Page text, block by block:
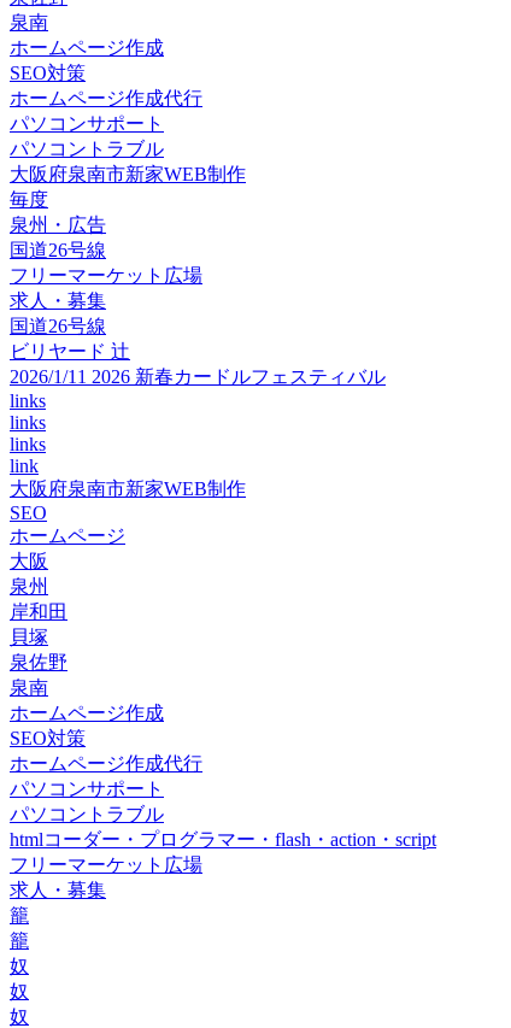
泉南
ホームページ作成
SEO対策
ホームページ作成代行
パソコンサポート
パソコントラブル
大阪府泉南市新家WEB制作
毎度
泉州・広告
国道26号線
フリーマーケット広場
求人・募集
国道26号線
ビリヤード 辻
2026/1/11 2026 新春カードルフェスティバル
links
links
links
link
大阪府泉南市新家WEB制作
SEO
ホームページ
大阪
泉州
岸和田
貝塚
泉佐野
泉南
ホームページ作成
SEO対策
ホームページ作成代行
パソコンサポート
パソコントラブル
htmlコーダー・プログラマー・flash・action・script
フリーマーケット広場
求人・募集
籠
籠
奴
奴
奴